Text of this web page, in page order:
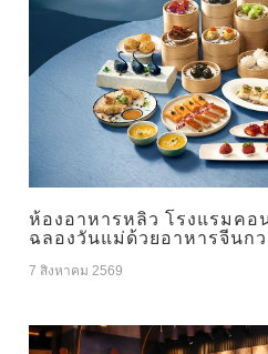
ห้องอาหารหลิว โรงแรมคอ
ฉลองวันแม่ด้วยอาหารจีนก
7 สิงหาคม 2569